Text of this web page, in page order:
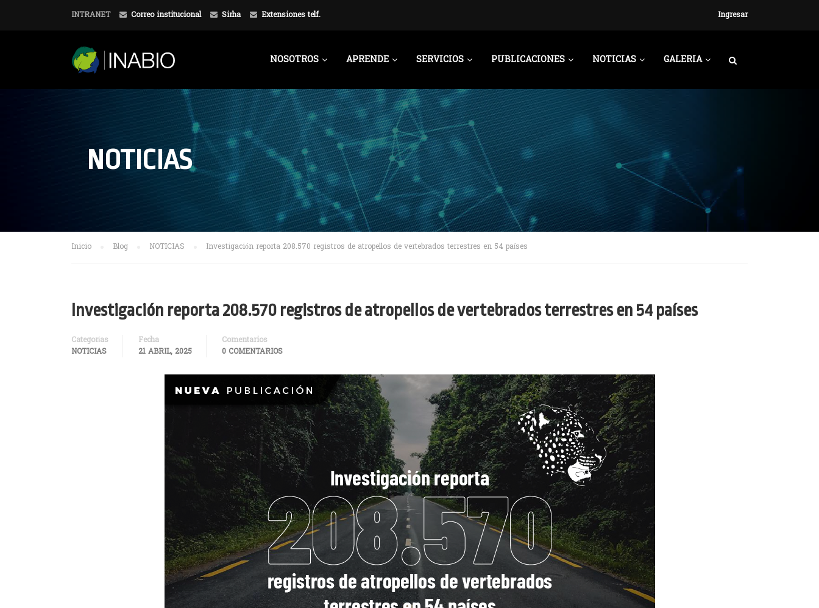
INTRANET Correo institucional Sirha Extensiones telf. Ingresar
NOSOTROS APRENDE SERVICIOS PUBLICACIONES NOTICIAS GALERIA
NOTICIAS
Inicio Blog NOTICIAS Investigación reporta 208.570 registros de atropellos de vertebrados terrestres en 54 países
Investigación reporta 208.570 registros de atropellos de vertebrados terrestres en 54 países
Categorías
NOTICIAS
Fecha
21 ABRIL, 2025
Comentarios
0 COMENTARIOS